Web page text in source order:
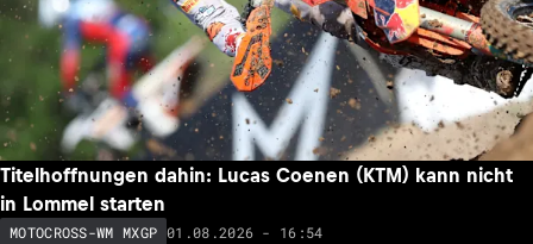
Titelhoffnungen dahin: Lucas Coenen (KTM) kann nicht
in Lommel starten
MOTOCROSS-WM MXGP 01.08.2026 - 16:54